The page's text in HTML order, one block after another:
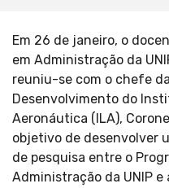
Em 26 de janeiro, o
em Administração da
reuniu-se com o chefe
Desenvolvimento do
Aeronáutica (ILA),
objetivo de desenvolver
de pesquisa entre o
Administração da UNIP e